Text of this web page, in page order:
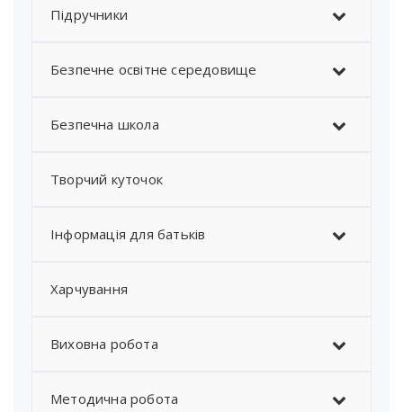
Підручники
Безпечне освітне середовище
Безпечна школа
Творчий куточок
Інформація для батьків
Харчування
Виховна робота
Методична робота